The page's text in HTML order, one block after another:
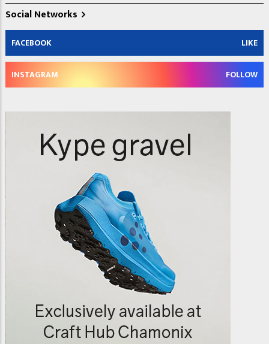
Social Networks
FACEBOOK LIKE
INSTAGRAM FOLLOW